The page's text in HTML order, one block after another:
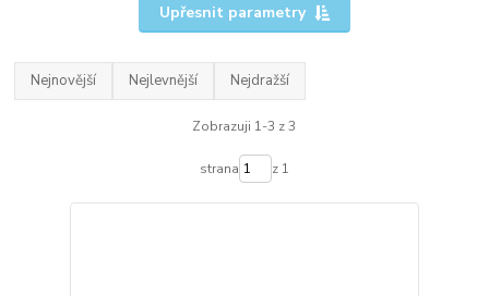
Upřesnit parametry
Nejnovější Nejlevnější Nejdražší
Zobrazuji 1-3 z 3
strana z 1